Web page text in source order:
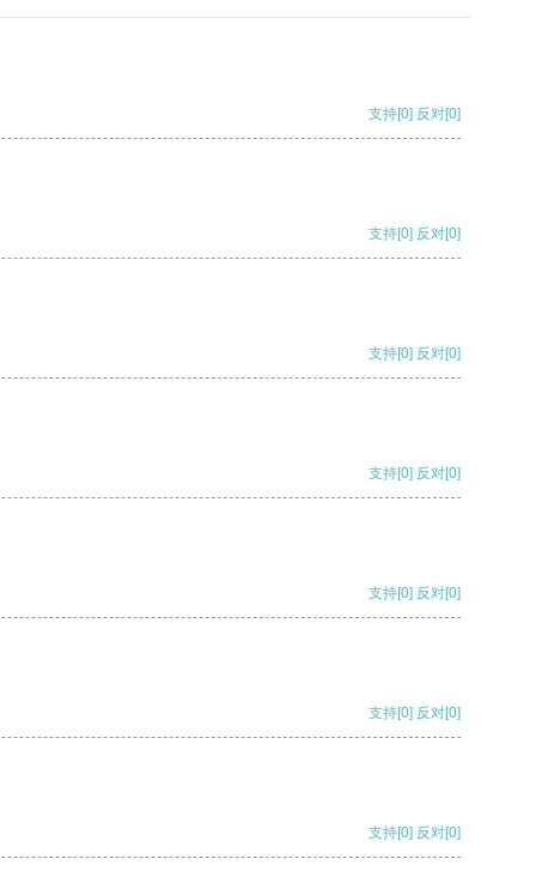
支持[0] 反对[0]
支持[0] 反对[0]
支持[0] 反对[0]
支持[0] 反对[0]
支持[0] 反对[0]
支持[0] 反对[0]
支持[0] 反对[0]